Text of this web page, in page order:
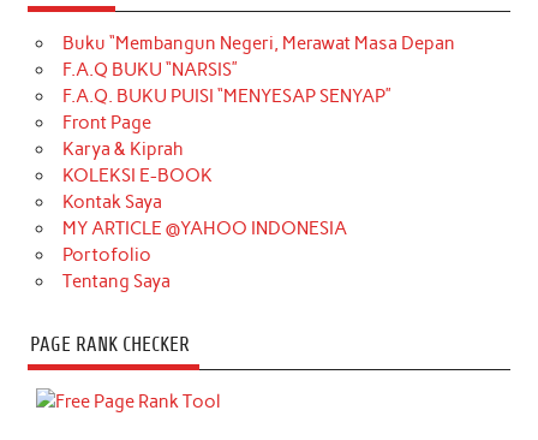
Buku “Membangun Negeri, Merawat Masa Depan
F.A.Q BUKU “NARSIS”
F.A.Q. BUKU PUISI “MENYESAP SENYAP”
Front Page
Karya & Kiprah
KOLEKSI E-BOOK
Kontak Saya
MY ARTICLE @YAHOO INDONESIA
Portofolio
Tentang Saya
PAGE RANK CHECKER